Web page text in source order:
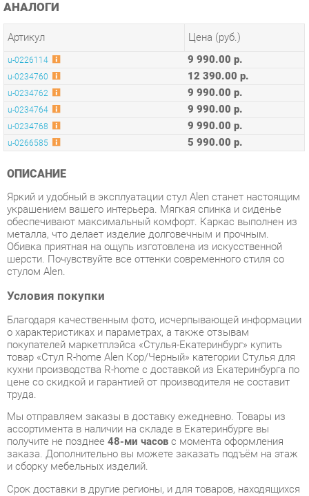
u-0234760 12 390.00 р.
9 990.00 р.
u-0234764 9 990.00 р.
u-0234768 9 990.00 р.
u-0266585 5 990.00 р.
ОПИСАНИЕ
Яркий и удобный в эксплуатации стул Alen станет настоящим
обеспечивают максимальный комфорт. Каркас выполнен из
Обивка приятная на ощупь изготовлена из искусственной
шерсти. Почувствуйте все оттенки современного стиля со
стулом Alen.
Условия покупки
Благодаря качественным фото, исчерпывающей информации
о характеристиках и параметрах, а также отзывам
товар «Стул R-home Alen Кор/Черный» категории Стулья для
цене со скидкой и гарантией от производителя не составит
труда.
Мы отправляем заказы в доставку ежедневно. Товары из
ассортимента в наличии на складе в Екатеринбурге вы
получите не позднее48-ми часовс момента оформления
заказа. Дополнительно вы можете заказать подъём на этаж
Срок доставки в другие регионы, и для товаров, находящихся
на складах производителей, рассчитывается индивидуально.
Уточнить наличие, срок и стоимость доставки вы можете
через формуобратной связи.
В любой момент до передачи заказа в доставку, а также в